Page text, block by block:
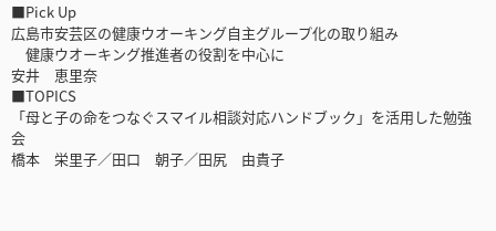
■Pick Up
広島市安芸区の健康ウオーキング自主グループ化の取り組み
健康ウオーキング推進者の役割を中心に
安井 恵里奈
■TOPICS
「母と子の命をつなぐスマイル相談対応ハンドブック」を活用した勉強
会
橋本 栄里子／田口 朝子／田尻 由貴子